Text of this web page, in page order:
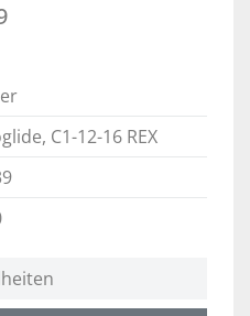
C1-12-16 REX